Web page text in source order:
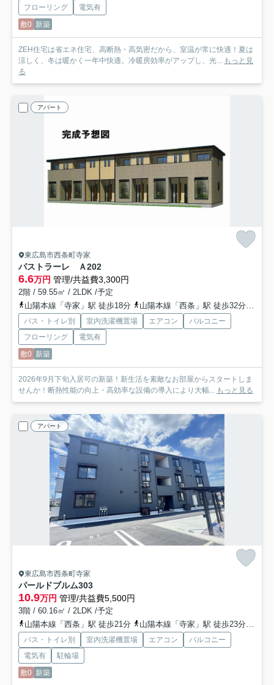
フローリング
電気有
敷0 新築
ZEH住宅は省エネ住宅、高断熱・高気密だから、室温が常に快適！夏は
涼しく、冬は暖かく一年中快適。冷暖房効率がアップし、光...
もっと見
る
アパート
東広島市西条町寺家
パストラーレ Ａ202
6.6万円 管理/共益費3,300円
2階 / 59.55㎡ / 2LDK /予定
山陽本線「寺家」駅 徒歩18分
山陽本線「西条」駅 徒歩32分
バス・トイレ別 室内洗濯機置場 エアコン
バルコニー
フローリング
電気有
敷0 新築
2026年9月下旬入居可の新築！新生活を素敵なお部屋からスタートしま
せんか！断熱性能の向上・高効率な設備の導入により大幅...
もっと見る
アパート
東広島市西条町寺家
パールドブルム303
10.9万円 管理/共益費5,500円
3階 / 60.16㎡ / 2LDK /予定
山陽本線「西条」駅 徒歩21分
山陽本線「寺家」駅 徒歩23分
バス・トイレ別 室内洗濯機置場 エアコン
バルコニー
電気有
駐輪場
敷0 新築